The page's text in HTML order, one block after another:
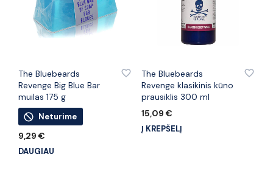
The Bluebeards
Revenge Big Blue Bar
muilas 175 g
Neturime
9,29 €
DAUGIAU
The Bluebeards
Revenge klasikinis kūno
prausiklis 300 ml
15,09 €
Į KREPŠELĮ